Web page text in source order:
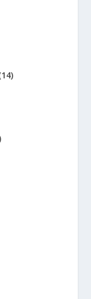
14)